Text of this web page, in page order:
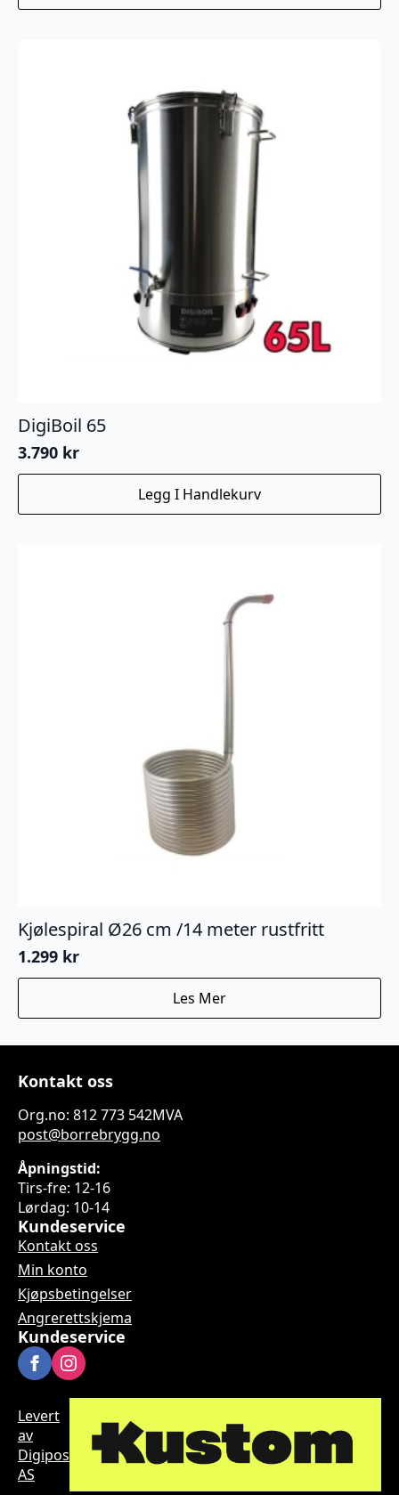
DigiBoil 65
3.790 kr
Legg I Handlekurv
Kjølespiral Ø26 cm /14 meter rustfritt
1.299 kr
Les Mer
Kontakt oss
Org.no: 812 773 542MVA
post@borrebrygg.no
Åpningstid:
Tirs-fre: 12-16
Lørdag: 10-14
Kundeservice
Kontakt oss
Min konto
Kjøpsbetingelser
Angrerettskjema
Kundeservice
Levert
av
Digipos
AS